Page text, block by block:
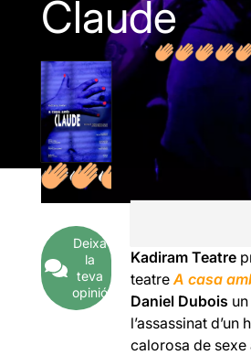
Claude
Deixa
la
teva
opinió
Kadiram Teatre
teatreA casa
Daniel Dubois
l’assassinat d’un
calorosa de sexe